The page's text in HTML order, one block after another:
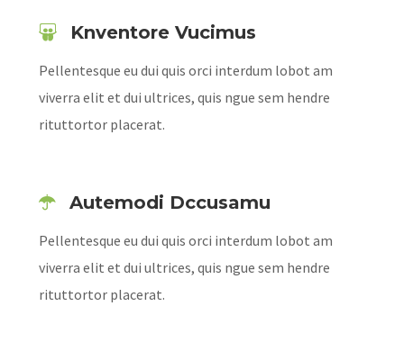
Knventore Vucimus
Pellentesque eu dui quis orci interdum lobot am
viverra elit et dui ultrices, quis ngue sem hendre
rituttortor placerat.
Autemodi Dccusamu
Pellentesque eu dui quis orci interdum lobot am
viverra elit et dui ultrices, quis ngue sem hendre
rituttortor placerat.